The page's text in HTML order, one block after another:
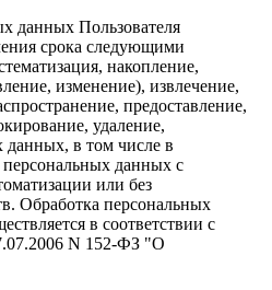
данных Пользователя
срока следующими
накопление,
изменение), извлечение,
предоставление,
удаление,
в том числе в
данных с
или без
Обработка персональных
в соответствии с
N 152-ФЗ "О